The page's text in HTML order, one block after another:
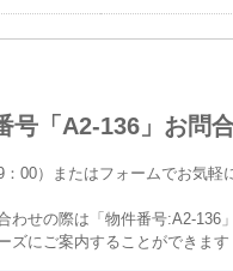
号「A2-136」お問
：00）またはフォームでお気軽
わせの際は「物件番号:A2-136
ズにご案内することができます